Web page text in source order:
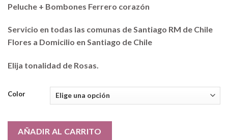
Peluche + Bombones Ferrero corazón
Servicio en todas las comunas de Santiago RM de Chile
Flores a Domicilio en Santiago de Chile
Elija tonalidad de Rosas.
Color
AÑADIR AL CARRITO